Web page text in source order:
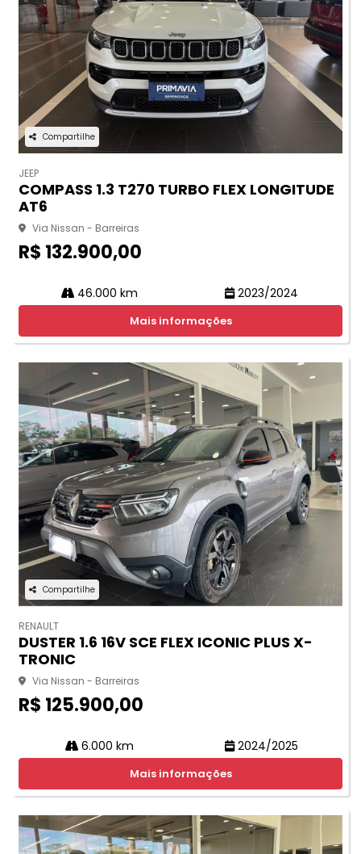
Compartilhe
JEEP
COMPASS 1.3 T270 TURBO FLEX LONGITUDE
AT6
Via Nissan - Barreiras
R$ 132.900,00
46.000 km 2023/2024
Mais informações
Compartilhe
RENAULT
DUSTER 1.6 16V SCE FLEX ICONIC PLUS X-
TRONIC
Via Nissan - Barreiras
R$ 125.900,00
6.000 km 2024/2025
Mais informações